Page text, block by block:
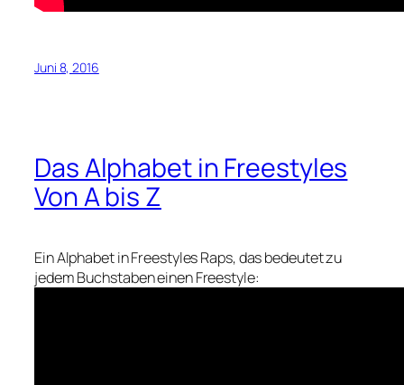
Juni 8, 2016
Das Alphabet in Freestyles
Von A bis Z
Ein Alphabet in Freestyles Raps, das bedeutet zu
jedem Buchstaben einen Freestyle: